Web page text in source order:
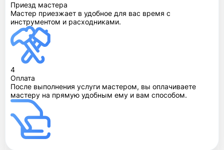
Приезд мастера
Мастер приезжает в удобное для вас время с
инструментом и расходниками.
4
Оплата
После выполнения услуги мастером, вы оплачиваете
мастеру на прямую удобным ему и вам способом.